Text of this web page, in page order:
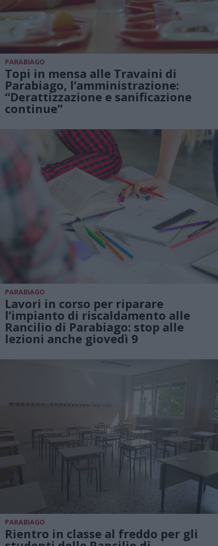
PARABIAGO
Topi in mensa alle Travaini di
Parabiago, l’amministrazione:
“Derattizzazione e sanificazione
continue”
PARABIAGO
Lavori in corso per riparare
l’impianto di riscaldamento alle
Rancilio di Parabiago: stop alle
lezioni anche giovedì 9
PARABIAGO
Rientro in classe al freddo per gli